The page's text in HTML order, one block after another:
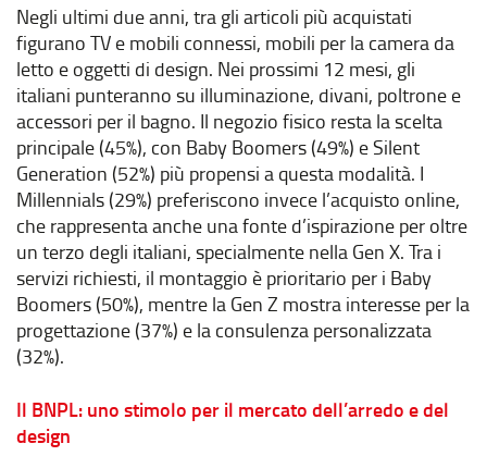
Negli ultimi due anni, tra gli articoli più acquistati
figurano TV e mobili connessi, mobili per la camera da
letto e oggetti di design. Nei prossimi 12 mesi, gli
italiani punteranno su illuminazione, divani, poltrone e
accessori per il bagno. Il negozio fisico resta la scelta
principale (45%), con Baby Boomers (49%) e Silent
Generation (52%) più propensi a questa modalità. I
Millennials (29%) preferiscono invece l’acquisto online,
che rappresenta anche una fonte d’ispirazione per oltre
un terzo degli italiani, specialmente nella Gen X. Tra i
servizi richiesti, il montaggio è prioritario per i Baby
Boomers (50%), mentre la Gen Z mostra interesse per la
progettazione (37%) e la consulenza personalizzata
(32%).
Il BNPL: uno stimolo per il mercato dell’arredo e del
design